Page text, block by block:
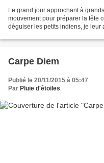
Le grand jour approchant à
mouvement pour préparer la fête
déguiser les petits indiens, je leur
Carpe Diem
Publié le 20/11/2015 à 05:47
Par Pluie d'étoiles